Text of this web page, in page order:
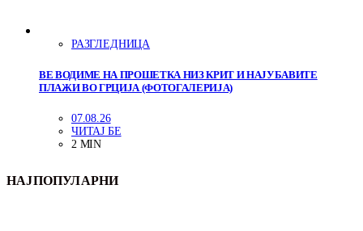
РАЗГЛЕДНИЦА
ВЕ ВОДИМЕ НА ПРОШЕТКА НИЗ КРИТ И НАЈУБАВИТЕ
ПЛАЖИ ВО ГРЦИЈА (ФОТОГАЛЕРИЈА)
07.08.26
ЧИТАЈ БЕ
2 MIN
НАЈПОПУЛАРНИ